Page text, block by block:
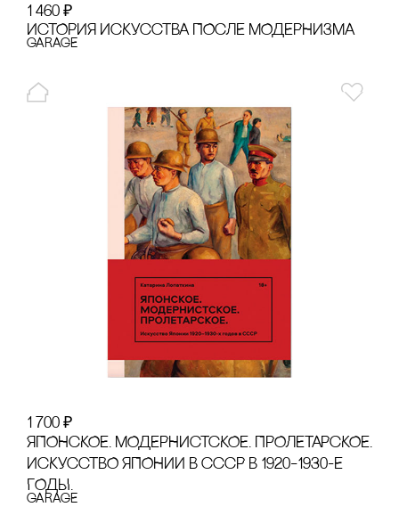
1 460 ₽
ИсТОРИЯ ИсКУссТВА ПОсЛЕ МОДЕРНИЗМА
GARAGE
1 700 ₽
ЯПОНсКОЕ. МОДЕРНИсТсКОЕ. ПРОЛЕТАРсКОЕ.
ИсКУссТВО ЯПОНИИ В сссР В 1920–1930-Е
ГОДЫ.
GARAGE